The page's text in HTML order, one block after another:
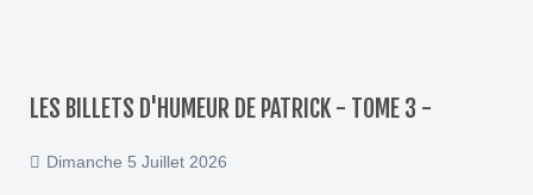
LES BILLETS D'HUMEUR DE PATRICK - TOME 3 -
Dimanche 5 Juillet 2026